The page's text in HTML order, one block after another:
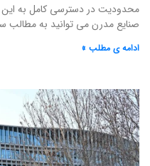
محدودیت در دسترسی کامل به این
صنایع مدرن می توانید به مطالب
ادامه ی مطلب »